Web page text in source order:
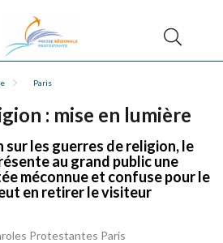
Paris
: mise en lumière
sur les guerres de religion, le
au grand public une
méconnue et confuse pour le
en retirer le visiteur
Protestantes Paris